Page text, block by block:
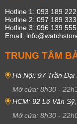
Hotline 1: 093 189
Hotline 2: 097 189
Hotline 3: 096 139
Email:
TRUNG TÂM
Hà Nội: 97 Trần Đại
Mở cửa: 8h30 -
HCM: 92 Lê Văn
Mở cửa: 8h30 -